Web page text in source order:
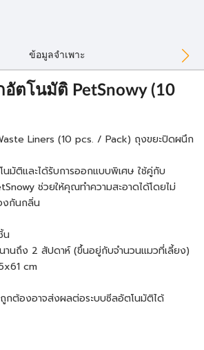
ข้อมูลจำเพาะ
ตโนมัติ PetSnowy (10
Liners (10 pcs. / Pack) ถุงขยะปิดผนึก
มัติและได้รับการออกแบบพิเศษ ใช้คู่กับ
ช่วยให้คุณทำความสะอาดได้โดยไม่
งกันกลิ่น
นถึง 2 สัปดาห์ (ขึ้นอยู่กับจำนวนแมวที่เลี้ยง)
cm
กต้องอาจส่งผลต่อระบบซีลอัตโนมัติได้